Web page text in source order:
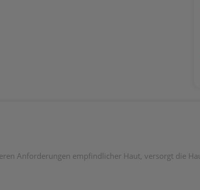
Anforderungen empfindlicher Haut, versorgt die